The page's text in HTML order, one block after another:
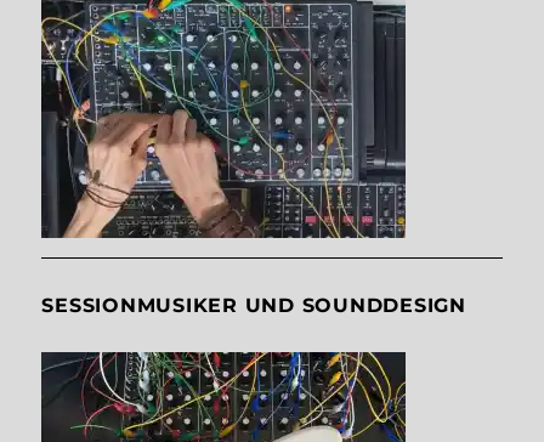
SESSIONMUSIKER UND SOUNDDESIGN